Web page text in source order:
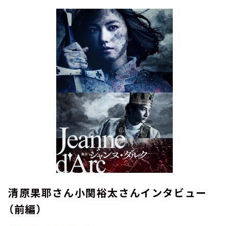
清原果耶さん小関裕太さんインタビュー
（前編）